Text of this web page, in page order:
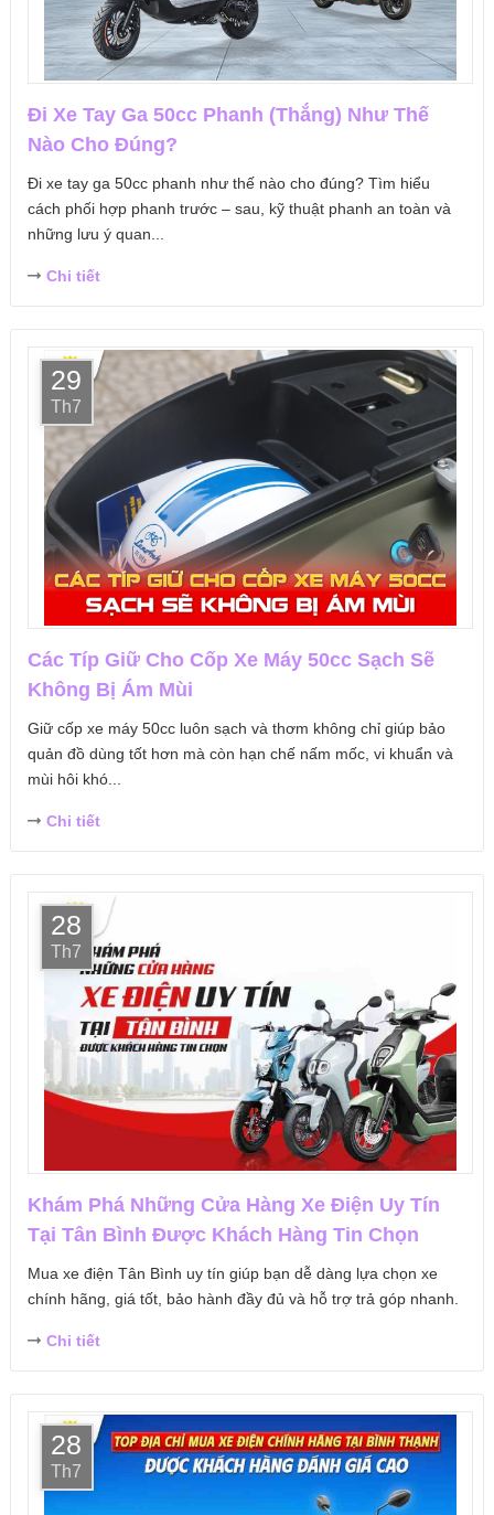
Đi Xe Tay Ga 50cc Phanh (Thắng) Như Thế
Nào Cho Đúng?
Đi xe tay ga 50cc phanh như thế nào cho đúng? Tìm hiểu
cách phối hợp phanh trước – sau, kỹ thuật phanh an toàn và
những lưu ý quan...
Chi tiết
29
Th7
Các Típ Giữ Cho Cốp Xe Máy 50cc Sạch Sẽ
Không Bị Ám Mùi
Giữ cốp xe máy 50cc luôn sạch và thơm không chỉ giúp bảo
quản đồ dùng tốt hơn mà còn hạn chế nấm mốc, vi khuẩn và
mùi hôi khó...
Chi tiết
28
Th7
Khám Phá Những Cửa Hàng Xe Điện Uy Tín
Tại Tân Bình Được Khách Hàng Tin Chọn
Mua xe điện Tân Bình uy tín giúp bạn dễ dàng lựa chọn xe
chính hãng, giá tốt, bảo hành đầy đủ và hỗ trợ trả góp nhanh.
Chi tiết
28
Th7